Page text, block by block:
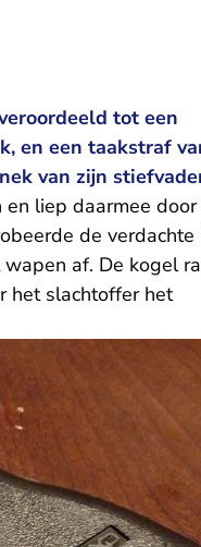
tot een
en een taakstraf
van zijn
liep daarmee door
de verdachte
af. De kogel
het slachtoffer het